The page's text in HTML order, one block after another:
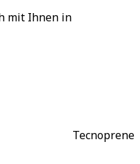
mit Ihnen in
Tecnoprene